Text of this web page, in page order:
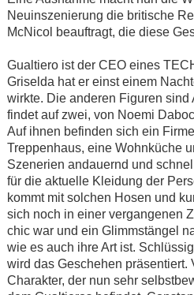
Neuinszenierung die britische
McNicol beauftragt, die diese
Gualtiero ist der CEO eines
Griselda hat er einst einem
wirkte. Die anderen Figuren
findet auf zwei, von Noemi
Auf ihnen befinden sich ein
Treppenhaus, eine Wohnküche
Szenerien andauernd und
für die aktuelle Kleidung der
kommt mit solchen Hosen und
sich noch in einer vergangenen
chic war und ein Glimmstängel
wie es auch ihre Art ist.
wird das Geschehen präsentiert.
Charakter, der nun sehr